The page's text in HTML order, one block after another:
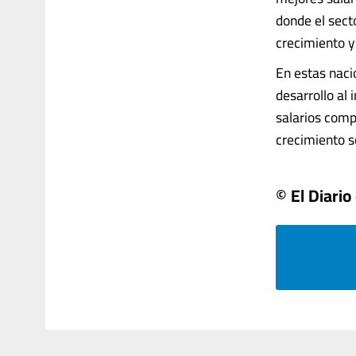
donde el
crecimiento
En estas
desarrollo al
salarios
crecimiento
© El